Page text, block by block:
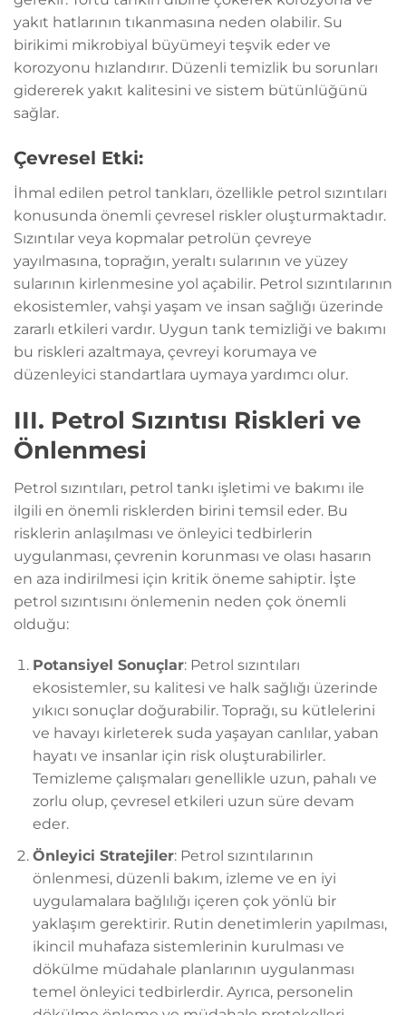
yakıt hatlarının tıkanmasına neden olabilir. Su
birikimi mikrobiyal büyümeyi teşvik eder ve
korozyonu hızlandırır. Düzenli temizlik bu sorunları
gidererek yakıt kalitesini ve sistem bütünlüğünü
sağlar.
Çevresel Etki:
İhmal edilen petrol tankları, özellikle petrol sızıntıları
konusunda önemli çevresel riskler oluşturmaktadır.
Sızıntılar veya kopmalar petrolün çevreye
yayılmasına, toprağın, yeraltı sularının ve yüzey
sularının kirlenmesine yol açabilir. Petrol sızıntılarının
ekosistemler, vahşi yaşam ve insan sağlığı üzerinde
zararlı etkileri vardır. Uygun tank temizliği ve bakımı
bu riskleri azaltmaya, çevreyi korumaya ve
düzenleyici standartlara uymaya yardımcı olur.
III. Petrol Sızıntısı Riskleri ve
Önlenmesi
Petrol sızıntıları, petrol tankı işletimi ve bakımı ile
ilgili en önemli risklerden birini temsil eder. Bu
risklerin anlaşılması ve önleyici tedbirlerin
uygulanması, çevrenin korunması ve olası hasarın
en aza indirilmesi için kritik öneme sahiptir. İşte
petrol sızıntısını önlemenin neden çok önemli
olduğu:
Potansiyel Sonuçlar: Petrol sızıntıları
ekosistemler, su kalitesi ve halk sağlığı üzerinde
yıkıcı sonuçlar doğurabilir. Toprağı, su kütlelerini
ve havayı kirleterek suda yaşayan canlılar, yaban
hayatı ve insanlar için risk oluşturabilirler.
Temizleme çalışmaları genellikle uzun, pahalı ve
zorlu olup, çevresel etkileri uzun süre devam
eder.
Önleyici Stratejiler: Petrol sızıntılarının
önlenmesi, düzenli bakım, izleme ve en iyi
uygulamalara bağlılığı içeren çok yönlü bir
yaklaşım gerektirir. Rutin denetimlerin yapılması,
ikincil muhafaza sistemlerinin kurulması ve
dökülme müdahale planlarının uygulanması
temel önleyici tedbirlerdir. Ayrıca, personelin